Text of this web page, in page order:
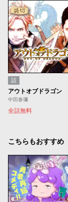
話
アウトオブドラゴン
中田春彌
全話無料
こちらもおすすめ